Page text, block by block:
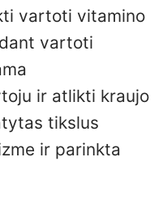
vartoti vitamino
vartoti
ir atlikti kraujo
tikslus
ir parinkta